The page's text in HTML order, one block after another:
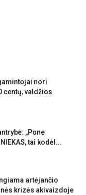
nori
centų, valdžios
„Pone
tai kodėl...
artėjančio
krizės akivaizdoje